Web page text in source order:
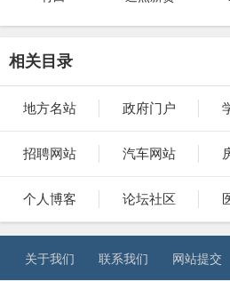
相关目录
地方名站 政府门户
招聘网站 汽车网站
个人博客 论坛社区
关于我们 联系我们 网站提交